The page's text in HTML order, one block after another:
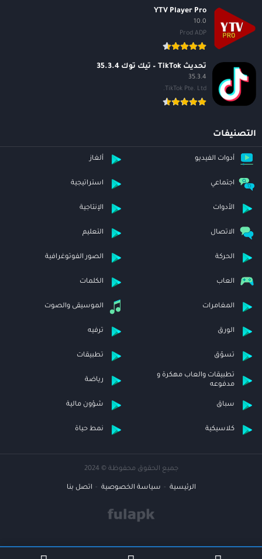
YTV Player Pro
10.0
Prod ADP
تحديث TikTok – تيك توك 35.3.4
35.3.4
TikTok Pte. Ltd.
التصنيفات
أدوات الفيديو ألغاز
اجتماعي استراتيجية
الأدوات الإنتاجية
الاتصال التعليم
الحركة الصور الفوتوغرافية
العاب الكلمات
المغامرات الموسيقى والصوت
الورق ترفيه
تسوّق تطبيقات
تطبيقات والعاب مهكرة و
مدفوعه
رياضة
سباق شؤون مالية
كلاسيكية نمط حياة
جميع الحقوق محفوظة © 2024
الرئيسية سياسة الخصوصية اتصل بنا